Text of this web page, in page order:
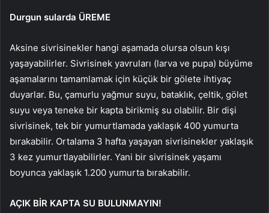
Durgun sularda ÜREME
Aksine sivrisinekler hangi aşamada olursa olsun kışı
yaşayabilirler. Sivrisinek yavruları (larva ve pupa) büyüme
aşamalarını tamamlamak için küçük bir gölete ihtiyaç
duyarlar. Bu, çamurlu yağmur suyu, bataklık, çeltik, gölet
suyu veya teneke bir kapta birikmiş su olabilir. Bir dişi
sivrisinek, tek bir yumurtlamada yaklaşık 400 yumurta
bırakabilir. Ortalama 3 hafta yaşayan sivrisinekler yaklaşık
3 kez yumurtlayabilirler. Yani bir sivrisinek yaşamı
boyunca yaklaşık 1.200 yumurta bırakabilir.
AÇIK BİR KAPTA SU BULUNMAYIN!